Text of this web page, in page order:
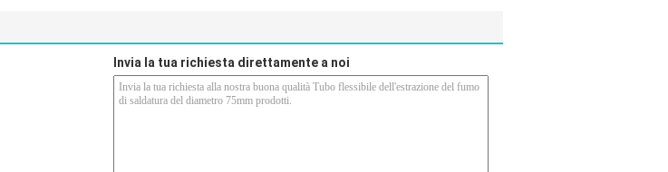
Invia la tua richiesta direttamente a noi